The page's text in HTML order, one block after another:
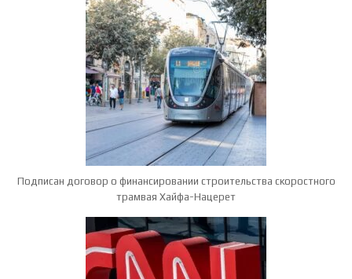
Подписан договор о финансировании строительства скоростного
трамвая Хайфа-Нацерет